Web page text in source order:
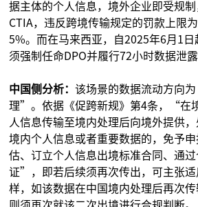
据主体的个人信息，境外企业即受规
CTIA，违反跨境传输规定的罚款上限
5%。而在马来西亚，自2025年6月1日
须强制任命DPO并履行72小时数据泄露
中国侧分析：该场景的数据流动方向
理”。依据《促跨新规》第4条，“在
人信息传输至境内处理后向境外提供
境内个人信息或者重要数据的，免予
估、订立个人信息出境标准合同、通过
证”，即若后续须再次传出，可主张适
样，如该数据在中国境内处理后再次传